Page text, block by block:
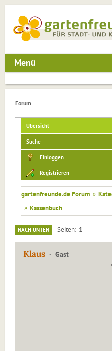
Menü
Forum
Übersicht
Suche
Einloggen
Registrieren
gartenfreunde.de Forum »
» Kassenbuch
NACH UNTEN Seiten 1
Klaus Gast